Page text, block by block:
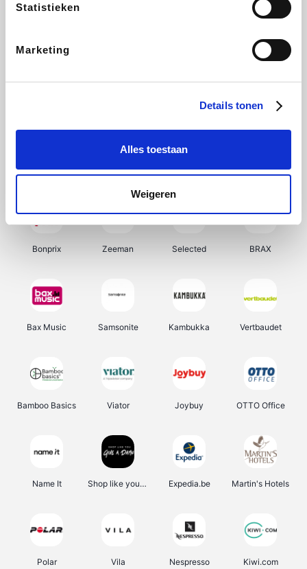
Statistieken
Marketing
Details tonen
Alles toestaan
Weigeren
Ekoi About You
My Jewellery Tennis Point Samsung Delonghi
Bonprix Zeeman Selected BRAX
Bax Music Samsonite Kambukka Vertbaudet
Bamboo Basics Viator Joybuy OTTO Office
Name It Shop like you Give A Damn Expedia.be Martin's Hotels
Polar Vila Nespresso Kiwi.com